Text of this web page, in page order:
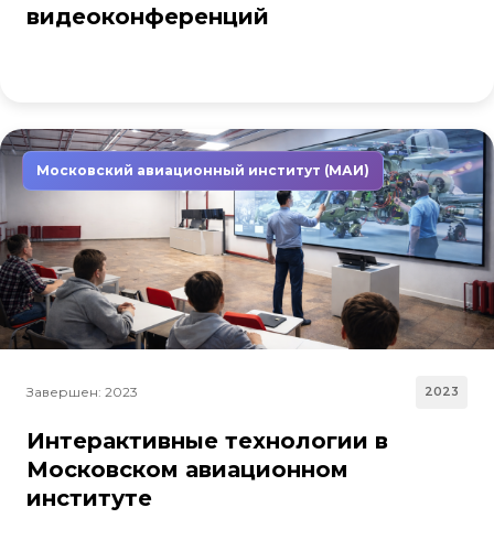
видеоконференций
Московский авиационный институт (МАИ)
Завершен: 2023 2023
Интерактивные технологии в
Московском авиационном
институте